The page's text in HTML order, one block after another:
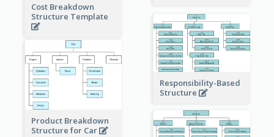
Cost Breakdown
Structure Template
Responsibility-Based
Structure
Product Breakdown
Structure for Car